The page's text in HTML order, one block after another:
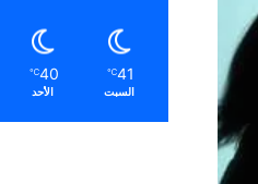
41
℃
السبت
40
℃
الأحد